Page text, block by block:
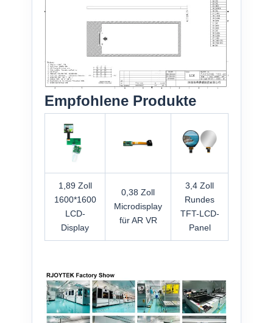
Empfohlene Produkte
1,89 Zoll
1600*1600
LCD-
Display
0,38 Zoll
Microdisplay
für AR VR
3,4 Zoll
Rundes
TFT-LCD-
Panel